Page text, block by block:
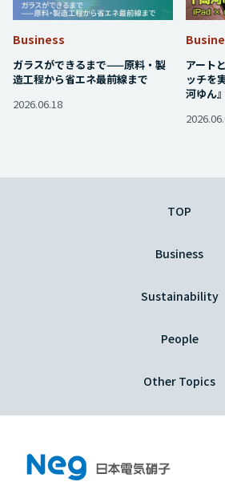
Business
ガラスができるまで——原料・製
造工程から省エネ最前線まで
2026.06.18
アート
ッチを
河ゆん
TOP
Business
Sustainability
People
Other Topics